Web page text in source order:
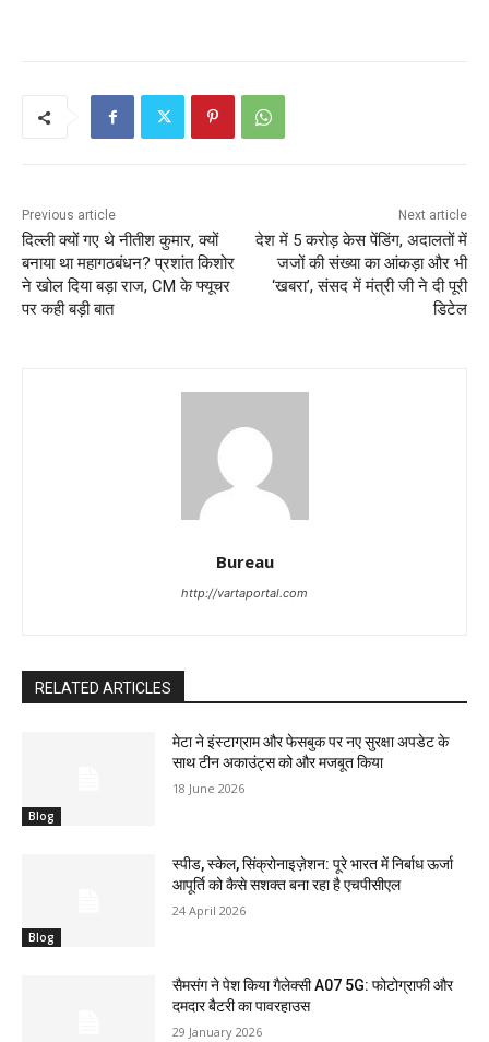
Previous article
दिल्ली क्यों गए थे नीतीश कुमार, क्यों
बनाया था महागठबंधन? प्रशांत किशोर
ने खोल दिया बड़ा राज, CM के फ्यूचर
पर कही बड़ी बात
Next article
देश में 5 करोड़ केस पेंडिंग, अदालतों में
जजों की संख्‍या का आंकड़ा और भी
‘खबरा’, संसद में मंत्री जी ने दी पूरी
डिटेल
Bureau
http://vartaportal.com
RELATED ARTICLES
Blog
मेटा ने इंस्टाग्राम और फेसबुक पर नए सुरक्षा अपडेट के
साथ टीन अकाउंट्स को और मजबूत किया
18 June 2026
Blog
स्पीड, स्केल, सिंक्रोनाइज़ेशन: पूरे भारत में निर्बाध ऊर्जा
आपूर्ति को कैसे सशक्त बना रहा है एचपीसीएल
24 April 2026
सैमसंग ने पेश किया गैलेक्सी A07 5G: फोटोग्राफी और
दमदार बैटरी का पावरहाउस
29 January 2026